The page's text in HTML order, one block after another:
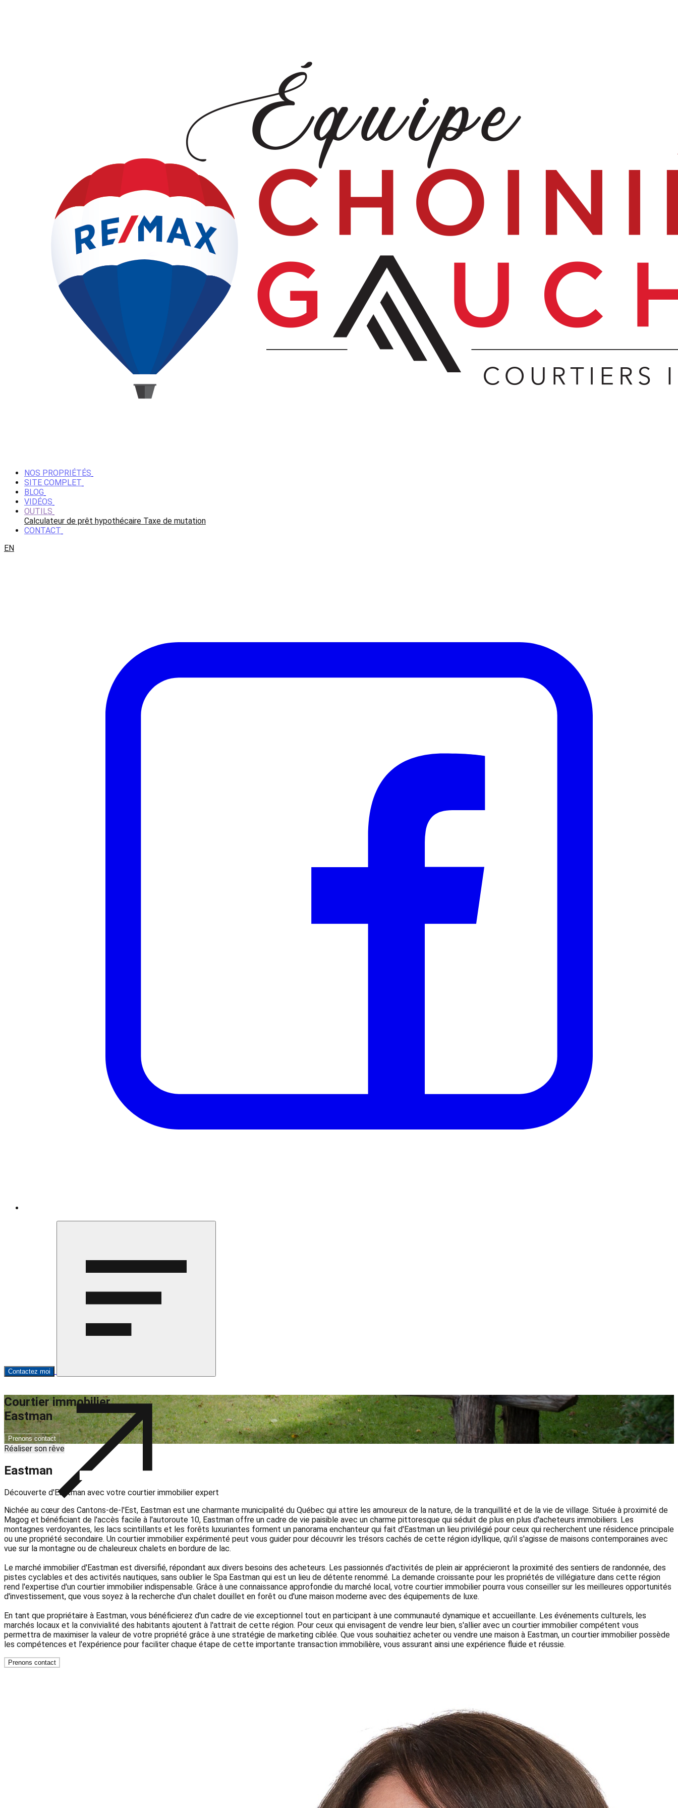
NOS PROPRIÉTÉS
SITE COMPLET
BLOG
VIDÉOS
OUTILS
Calculateur de prêt hypothécaire Taxe de mutation
CONTACT
EN
Contactez moi
Courtier immobilier
Eastman
Prenons contact
Réaliser son rêve
Eastman
Découverte d'Eastman avec votre courtier immobilier expert
Nichée au cœur des Cantons-de-l'Est, Eastman est une charmante municipalité du Québec qui attire les amoureux de la nature, de la tranquillité et de la vie de village. Située à proximité de
Magog et bénéficiant de l'accès facile à l'autoroute 10, Eastman offre un cadre de vie paisible avec un charme pittoresque qui séduit de plus en plus d'acheteurs immobiliers. Les
montagnes verdoyantes, les lacs scintillants et les forêts luxuriantes forment un panorama enchanteur qui fait d'Eastman un lieu privilégié pour ceux qui recherchent une résidence principale
ou une propriété secondaire. Un courtier immobilier expérimenté peut vous guider pour découvrir les trésors cachés de cette région idyllique, qu'il s'agisse de maisons contemporaines avec
vue sur la montagne ou de chaleureux chalets en bordure de lac.
Le marché immobilier d'Eastman est diversifié, répondant aux divers besoins des acheteurs. Les passionnés d'activités de plein air apprécieront la proximité des sentiers de randonnée, des
pistes cyclables et des activités nautiques, sans oublier le Spa Eastman qui est un lieu de détente renommé. La demande croissante pour les propriétés de villégiature dans cette région
rend l'expertise d'un courtier immobilier indispensable. Grâce à une connaissance approfondie du marché local, votre courtier immobilier pourra vous conseiller sur les meilleures opportunités
d'investissement, que vous soyez à la recherche d'un chalet douillet en forêt ou d'une maison moderne avec des équipements de luxe.
En tant que propriétaire à Eastman, vous bénéficierez d'un cadre de vie exceptionnel tout en participant à une communauté dynamique et accueillante. Les événements culturels, les
marchés locaux et la convivialité des habitants ajoutent à l'attrait de cette région. Pour ceux qui envisagent de vendre leur bien, s'allier avec un courtier immobilier compétent vous
permettra de maximiser la valeur de votre propriété grâce à une stratégie de marketing ciblée. Que vous souhaitiez acheter ou vendre une maison à Eastman, un courtier immobilier possède
les compétences et l'expérience pour faciliter chaque étape de cette importante transaction immobilière, vous assurant ainsi une expérience fluide et réussie.
Prenons contact